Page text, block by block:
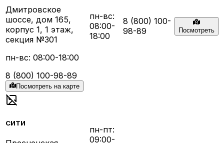
Дмитровское
шоссе, дом 165,
корпус 1, 1 этаж,
секция №301
пн-вс: 08:00-18:00
8 (800) 100-98-89
Посмотреть на карте
пн-вс:
08:00-
18:00
8 (800) 100-
98-89
Посмотреть
СИТИ
пн-пт:
09:00-